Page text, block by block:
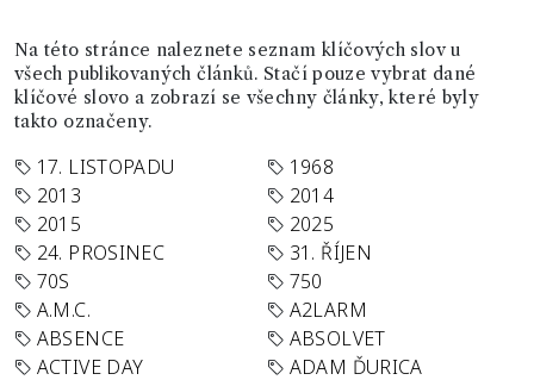
Na této stránce naleznete seznam klíčových slov u
všech publikovaných článků. Stačí pouze vybrat dané
klíčové slovo a zobrazí se všechny články, které byly
takto označeny.
17. LISTOPADU
1968
2013
2014
2015
2025
24. PROSINEC
31. ŘÍJEN
70S
750
A.M.C.
A2LARM
ABSENCE
ABSOLVET
ACTIVE DAY
ADAM ĎURICA